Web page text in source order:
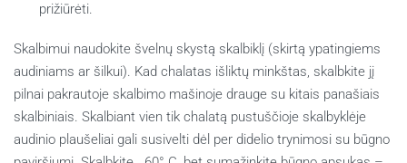
prižiūrėti.
Skalbimui naudokite švelnų skystą skalbiklį (skirtą ypatingiems
audiniams ar šilkui). Kad chalatas išliktų minkštas, skalbkite jį
pilnai pakrautoje skalbimo mašinoje drauge su kitais panašiais
skalbiniais. Skalbiant vien tik chalatą pustuščioje skalbyklėje
audinio plaušeliai gali susivelti dėl per didelio trynimosi su būgno